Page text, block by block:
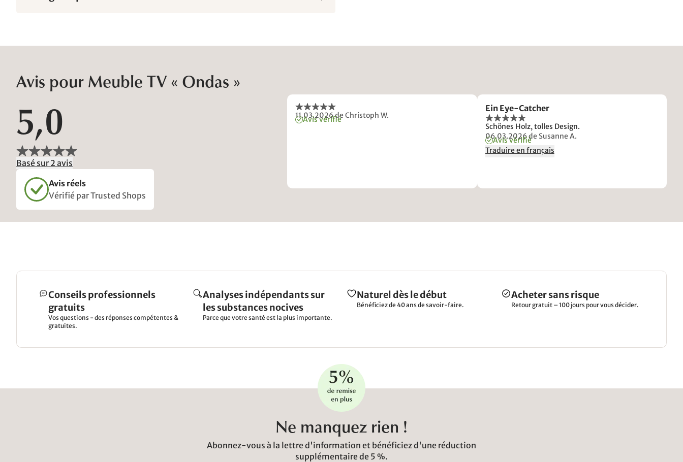
Avis pour Meuble TV « Ondas »
5,0
Basé sur 2 avis
Avis réels
Vérifié par Trusted Shops
11.03.2026de Christoph W.
Avis vérifié
Ein Eye-Catcher
Schönes Holz, tolles Design.
06.03.2026de Susanne A.
Avis vérifié
Traduire en français
Conseils professionnels
gratuits
Vos questions - des réponses compétentes &
gratuites.
Analyses indépendants sur
les substances nocives
Parce que votre santé est la plus importante.
Naturel dès le début
Bénéficiez de 40 ans de savoir-faire.
Acheter sans risque
Retour gratuit – 100 jours pour vous décider.
Ne manquez rien !
Abonnez-vous à la lettre d'information et bénéficiez d'une réduction
supplémentaire de 5 %.